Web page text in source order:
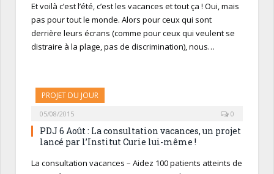
Et voilà c’est l’été, c’est les vacances et tout ça ! Oui, mais
pas pour tout le monde. Alors pour ceux qui sont
derrière leurs écrans (comme pour ceux qui veulent se
distraire à la plage, pas de discrimination), nous…
PROJET DU JOUR
05/08/2015 0
PDJ 6 Août : La consultation vacances, un projet
lancé par l’Institut Curie lui-même !
La consultation vacances – Aidez 100 patients atteints de